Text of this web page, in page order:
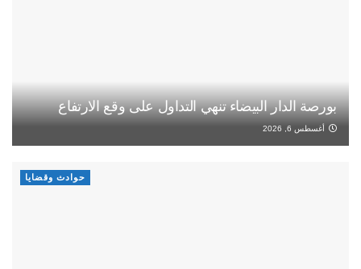
بورصة الدار البيضاء تنهي التداول على وقع الارتفاع
أغسطس 6, 2026
حوادث وقضايا